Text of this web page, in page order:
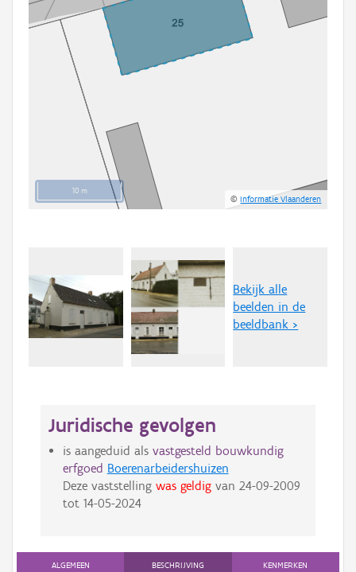
10 m
©Informatie Vlaanderen
Bekijk alle
beelden in de
beeldbank >
Juridische gevolgen
is aangeduid als vastgesteld bouwkundig
erfgoed Boerenarbeidershuizen
Deze vaststelling was geldigvan 24-09-2009
tot 14-05-2024
ALGEMEEN BESCHRIJVING KENMERKEN